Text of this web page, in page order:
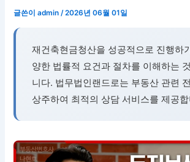
글쓴이admin/2026년 06월 01일
재건축현금청산을 성공적으로 진행하
양한 법률적 요건과 절차를 이해하는
니다. 법무법인랜드로는 부동산 관련
상주하여 최적의 상담 서비스를 제공